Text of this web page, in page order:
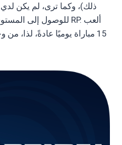
ذلك)، وكما ترى، لم يكن
15 مباراة يوميًا عادةً، لذا،